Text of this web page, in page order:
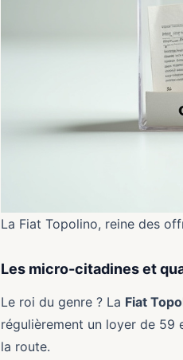
La Fiat Topolino, reine des
Les micro-citadines et
Le roi du genre ? La Fiat
régulièrement un loyer de 59
la route.